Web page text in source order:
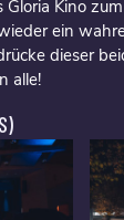
Kino
ein
dieser
alle!